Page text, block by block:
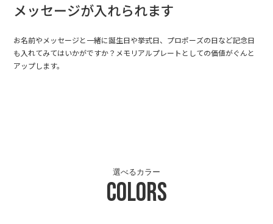
メッセージが入れられます
お名前やメッセージと一緒に誕生日や挙式日、プロポーズの日など記念日
も入れてみてはいかがですか？メモリアルプレートとしての価値がぐんと
アップします。
Colors
選べるカラー